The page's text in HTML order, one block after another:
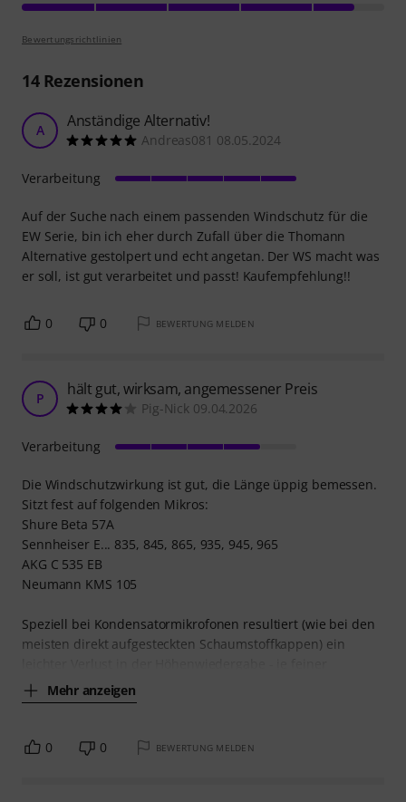
Bewertungsrichtlinien
14Rezensionen
A Anständige Alternativ!
Andreas081 08.05.2024
Auf der Suche nach einem passenden Windschutz für die
EW Serie, bin ich eher durch Zufall über die Thomann
Alternative gestolpert und echt angetan. Der WS macht was
er soll, ist gut verarbeitet und passt! Kaufempfehlung!!
Verarbeitung
0 0 BEWERTUNG MELDEN
P hält gut, wirksam, angemessener Preis
Pig-Nick 09.04.2026
Die Windschutzwirkung ist gut, die Länge üppig bemessen.
Sitzt fest auf folgenden Mikros:
Shure Beta 57A
Sennheiser E... 835, 845, 865, 935, 945, 965
AKG C 535 EB
Neumann KMS 105
Speziell bei Kondensatormikrofonen resultiert (wie bei den
meisten direkt aufgesteckten Schaumstoffkappen) ein
Mehr anzeigen
Verarbeitung
0 0 BEWERTUNG MELDEN